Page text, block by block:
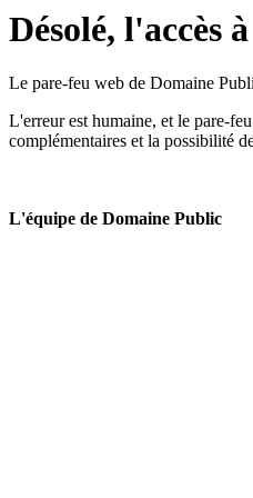
Désolé, l'accès
Le pare-feu web de Domaine
L'erreur est humaine, et le pare-
complémentaires et la possibilité
L'équipe de Domaine Public